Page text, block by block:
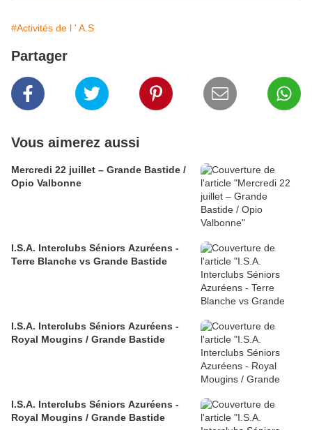
#Activités de l ' A.S
Partager
Vous aimerez aussi
Mercredi 22 juillet – Grande Bastide /
Opio Valbonne
I.S.A. Interclubs Séniors Azuréens -
Terre Blanche vs Grande Bastide
I.S.A. Interclubs Séniors Azuréens -
Royal Mougins / Grande Bastide
I.S.A. Interclubs Séniors Azuréens -
Royal Mougins / Grande Bastide